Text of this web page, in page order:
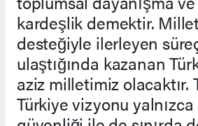
kardeşlik demektir.
desteğiyle ilerleyen
ulaştığında kazanan
aziz milletimiz olacaktır.
Türkiye vizyonu